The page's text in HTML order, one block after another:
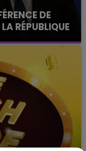
DE
RÉPUBLIQUE
coûté la vie à
sur l'enquête.